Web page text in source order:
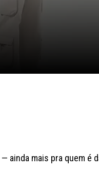
— ainda mais pra quem é